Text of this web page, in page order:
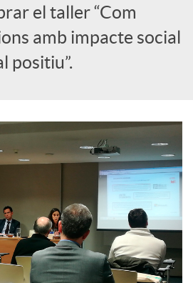
el taller “Com
amb impacte social
positiu”.